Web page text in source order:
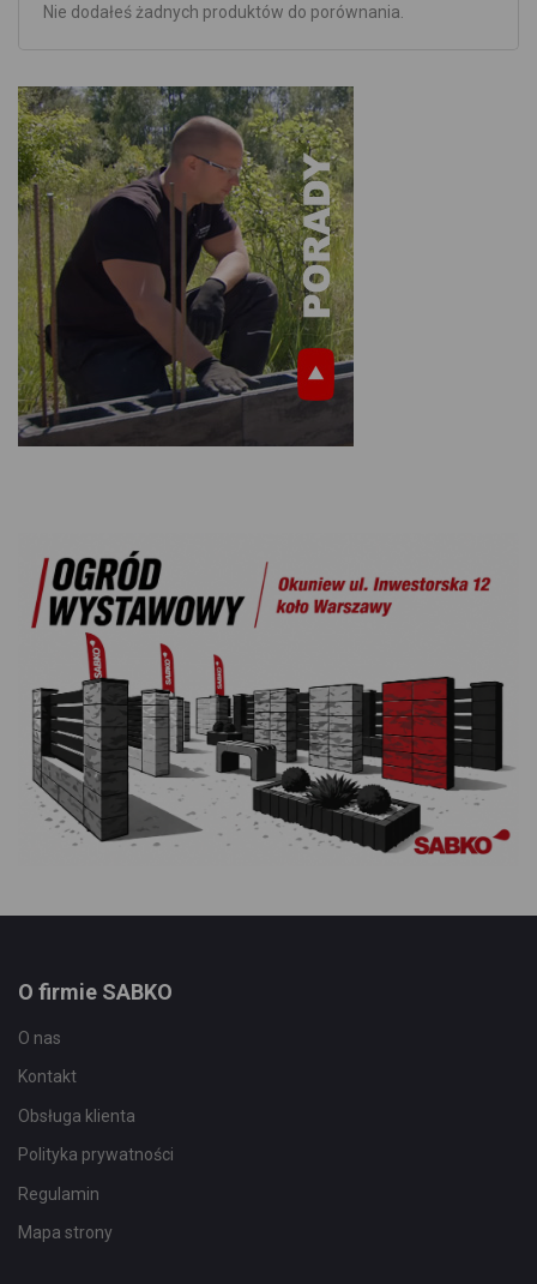
Nie dodałeś żadnych produktów do porównania.
O firmie SABKO
O nas
Kontakt
Obsługa klienta
Polityka prywatności
Regulamin
Mapa strony